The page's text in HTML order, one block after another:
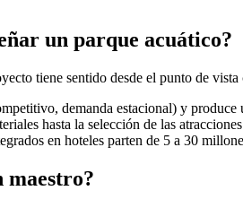
un parque acuático?
tiene sentido desde el punto de
demanda estacional) y
hasta la selección de las
en hoteles parten de 5 a 30
maestro?